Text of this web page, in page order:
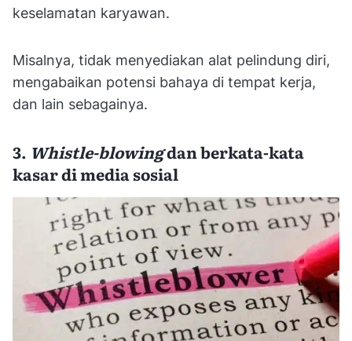
keselamatan karyawan.
Misalnya, tidak menyediakan alat pelindung diri,
mengabaikan potensi bahaya di tempat kerja,
dan lain sebagainya.
3. Whistle-blowingdan berkata-kata
kasar di media sosial